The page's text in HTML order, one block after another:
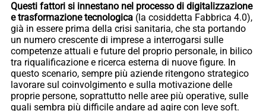
Questi fattori si innestano nel processo di digitalizzazione
e trasformazione tecnologica (la cosiddetta Fabbrica 4.0),
già in essere prima della crisi sanitaria, che sta portando
un numero crescente di imprese a interrogarsi sulle
competenze attuali e future del proprio personale, in bilico
tra riqualificazione e ricerca esterna di nuove figure. In
questo scenario, sempre più aziende ritengono strategico
lavorare sul coinvolgimento e sulla motivazione delle
proprie persone, soprattutto nelle aree più operative, sulle
quali sembra più difficile andare ad agire con leve soft.